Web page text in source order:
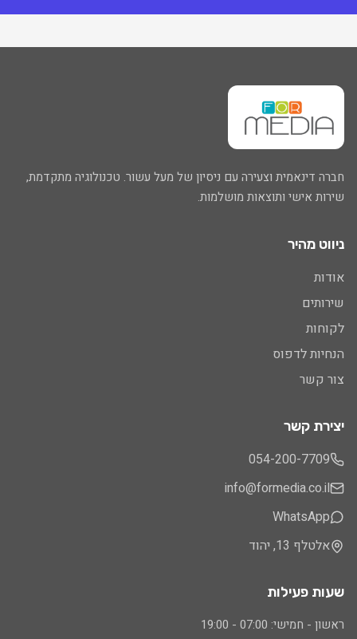
חברה דינאמית וצעירה עם ניסיון של מעל עשור. טכנולוגיה מתקדמת,
שירות אישי ותוצאות מושלמות.
ניווט מהיר
אודות
שירותים
לקוחות
הנחיות לדפוס
צור קשר
יצירת קשר
054-200-7709
info@formedia.co.il
WhatsApp
אלטלף 13, יהוד
שעות פעילות
ראשון - חמישי: 07:00 - 19:00
טקסט